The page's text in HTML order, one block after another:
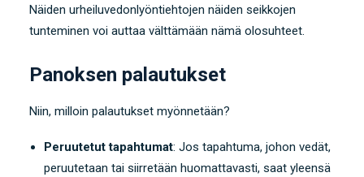
Näiden urheiluvedonlyöntiehtojen näiden seikkojen
tunteminen voi auttaa välttämään nämä olosuhteet.
Panoksen palautukset
Niin, milloin palautukset myönnetään?
Peruutetut tapahtumat: Jos tapahtuma, johon vedät,
peruutetaan tai siirretään huomattavasti, saat yleensä